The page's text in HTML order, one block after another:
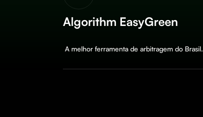
Algorithm EasyGreen
A melhor ferramenta de arbitragem do Brasil.